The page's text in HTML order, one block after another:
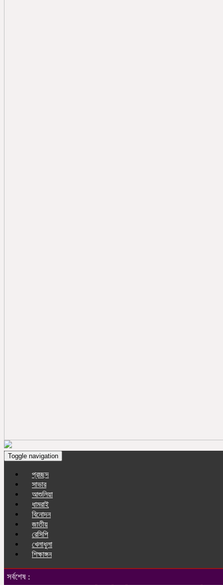
Toggle navigation
প্রচ্ছদ
সাভার
আশুলিয়া
ধামরাই
বিনোদন
জাতীয়
রেসিপি
খেলাধুলা
শিক্ষাঙ্গন
সর্বশেষ :